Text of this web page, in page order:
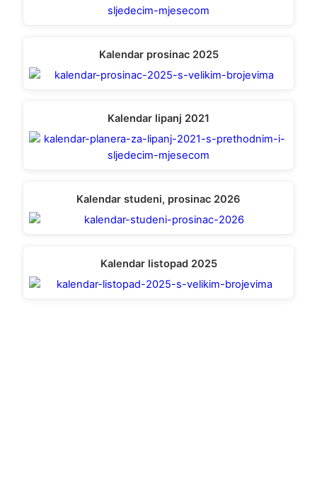
Kalendar prosinac 2025
Kalendar lipanj 2021
Kalendar studeni, prosinac 2026
Kalendar listopad 2025